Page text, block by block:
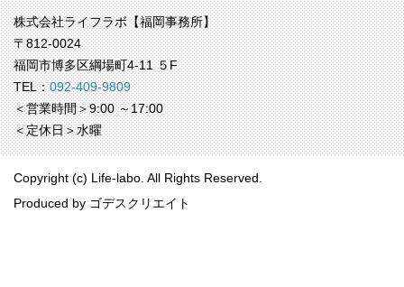
株式会社ライフラボ【福岡事務所】
〒812-0024
福岡市博多区綱場町4-11 ５F
TEL：092-409-9809
＜営業時間＞9:00 ～17:00
＜定休日＞水曜
Copyright (c) Life-labo. All Rights Reserved.
Produced by ゴデスクリエイト